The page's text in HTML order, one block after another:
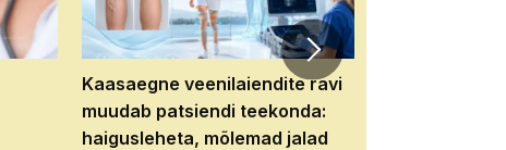
Kaasaegne veenilaiendite ravi
muudab patsiendi teekonda:
haigusleheta, mõlemad jalad